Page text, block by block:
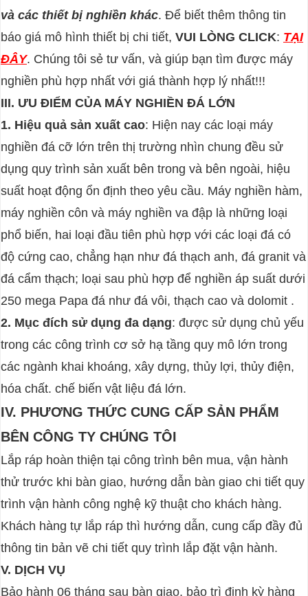
và các thiết bị nghiền khác. Để biết thêm thông tin
báo giá mô hình thiết bị chi tiết, VUI LÒNG CLICK: TẠI
ĐÂY. Chúng tôi sẻ tư vấn, và giúp bạn tìm được máy
nghiền phù hợp nhất với giá thành hợp lý nhất!!!
III. ƯU ĐIỂM CỦA MÁY NGHIỀN ĐÁ LỚN
1. Hiệu quả sản xuất cao: Hiện nay các loại máy
nghiền đá cỡ lớn trên thị trường nhìn chung đều sử
dụng quy trình sản xuất bên trong và bên ngoài, hiệu
suất hoạt động ổn định theo yêu cầu. Máy nghiền hàm,
máy nghiền côn và máy nghiền va đập là những loại
phổ biến, hai loại đầu tiên phù hợp với các loại đá có
độ cứng cao, chẳng hạn như đá thạch anh, đá granit và
đá cẩm thạch; loại sau phù hợp để nghiền áp suất dưới
250 mega Papa đá như đá vôi, thạch cao và dolomit .
2. Mục đích sử dụng đa dạng: được sử dụng chủ yếu
trong các công trình cơ sở hạ tầng quy mô lớn trong
các ngành khai khoáng, xây dựng, thủy lợi, thủy điện,
hóa chất. chế biến vật liệu đá lớn.
IV. PHƯƠNG THỨC CUNG CẤP SẢN PHẨM
BÊN CÔNG TY CHÚNG TÔI
Lắp ráp hoàn thiện tại công trình bên mua, vận hành
thử trước khi bàn giao, hướng dẫn bàn giao chi tiết quy
trình vận hành công nghệ kỹ thuật cho khách hàng.
Khách hàng tự lắp ráp thì hướng dẫn, cung cấp đầy đủ
thông tin bản vẽ chi tiết quy trình lắp đặt vận hành.
V. DỊCH VỤ
Bảo hành 06 tháng sau bàn giao, bảo trì định kỳ hàng